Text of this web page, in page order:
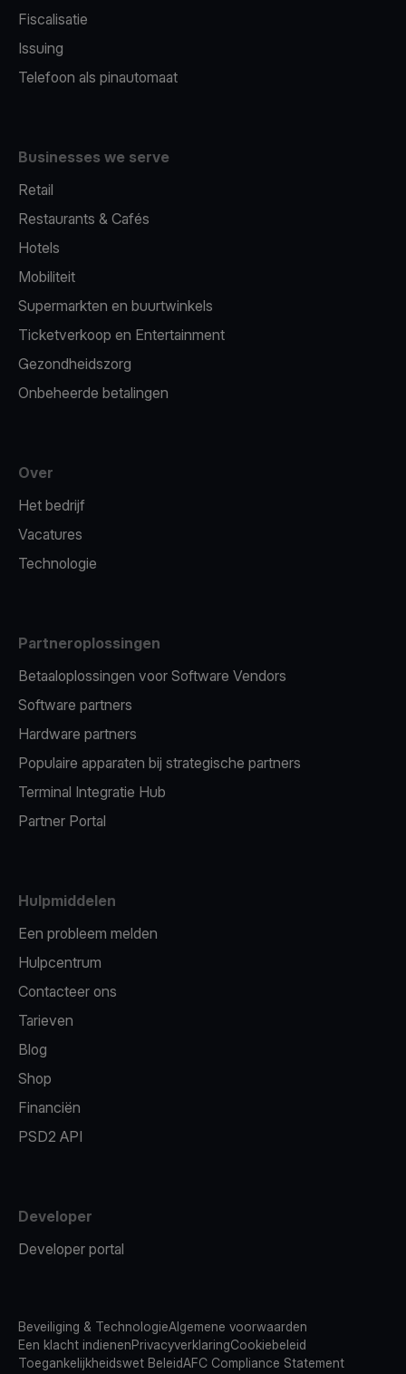
Fiscalisatie
Issuing
Telefoon als pinautomaat
Businesses we serve
Retail
Restaurants & Cafés
Hotels
Mobiliteit
Supermarkten en buurtwinkels
Ticketverkoop en Entertainment
Gezondheidszorg
Onbeheerde betalingen
Over
Het bedrijf
Vacatures
Technologie
Partneroplossingen
Betaaloplossingen voor Software Vendors
Software partners
Hardware partners
Populaire apparaten bij strategische partners
Terminal Integratie Hub
Partner Portal
Hulpmiddelen
Een probleem melden
Hulpcentrum
Contacteer ons
Tarieven
Blog
Shop
Financiën
PSD2 API
Developer
Developer portal
Beveiliging & TechnologieAlgemene voorwaarden
Een klacht indienenPrivacyverklaringCookiebeleid
Toegankelijkheidswet BeleidAFC Compliance Statement